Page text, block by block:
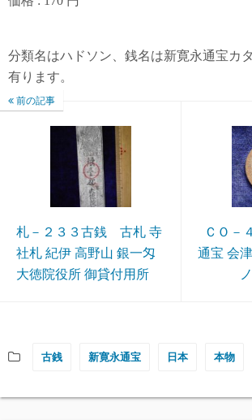
分類名はハドソン、銭名は新寛永通宝カ
有ります。
前の記事
札－２３３古銭 古札 寺
社札 紀伊 高野山 銀一匁
大徳院役所 御貸付用所
ＣＯ－
通宝 会
古銭 新寛永通宝 日本 本物